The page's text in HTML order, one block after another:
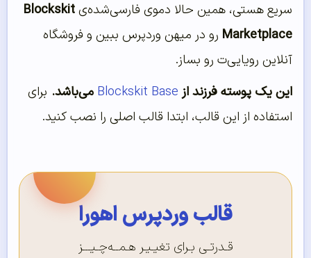
سریع هستی، همین حالا دموی فارسی‌شده‌یBlockskit
Marketplace رو در میهن وردپرس ببین و فروشگاه
آنلاین رویایی‌ت رو بساز.
این یک پوسته فرزند از Blockskit Base می‌باشد. برای
استفاده از این قالب، ابتدا قالب اصلی را نصب کنید.
قالب وردپرس اهورا
قـدرتـی بـرای تغیـیـر هـمــه‌چـیـــز